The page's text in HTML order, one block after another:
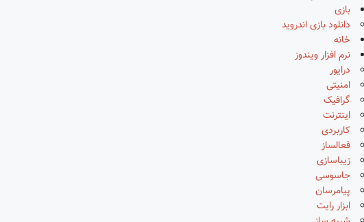
بازی
دانلود بازی اندروید
خانه
نرم افزار ویندوز
درایور
امنیتی
گرافیک
اینترنت
کاربردی
فعالساز
زیباسازی
جاسوسی
پیامرسان
ابزار رایت